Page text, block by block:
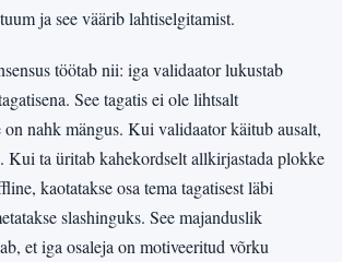
ja see väärib lahtiselgitamist.
töötab nii: iga validaator lukustab
See tagatis ei ole lihtsalt
nahk mängus. Kui validaator käitub ausalt,
Kui ta üritab kahekordselt allkirjastada plokke
kaotatakse osa tema tagatisest läbi
slashinguks. See majanduslik
et iga osaleja on motiveeritud võrku